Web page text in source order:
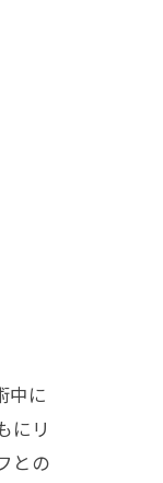
中に
にリ
との